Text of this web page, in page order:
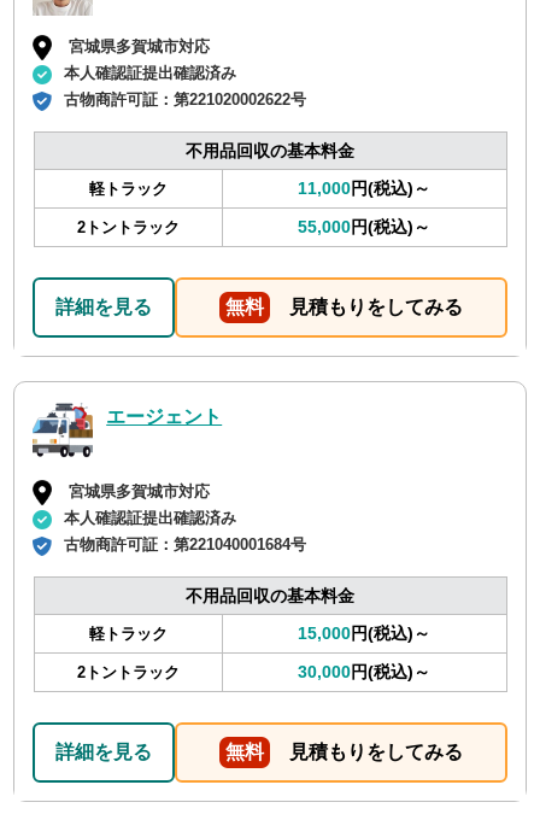
宮城県多賀城市対応
本人確認証提出確認済み
古物商許可証：第221020002622号
不用品回収の基本料金
軽トラック 11,000円(税込)～
2トントラック 55,000円(税込)～
詳細を見る 無料 見積もりをしてみる
エージェント
宮城県多賀城市対応
本人確認証提出確認済み
古物商許可証：第221040001684号
不用品回収の基本料金
軽トラック 15,000円(税込)～
2トントラック 30,000円(税込)～
詳細を見る 無料 見積もりをしてみる